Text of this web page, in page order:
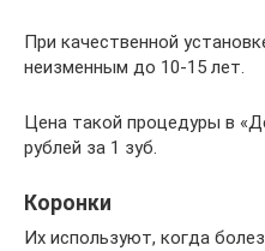
При качественной
неизменным до 10-15 лет.
Цена такой процедуры в
рублей за 1 зуб.
Коронки
Их используют, когда